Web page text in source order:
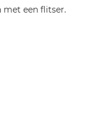
een flitser.